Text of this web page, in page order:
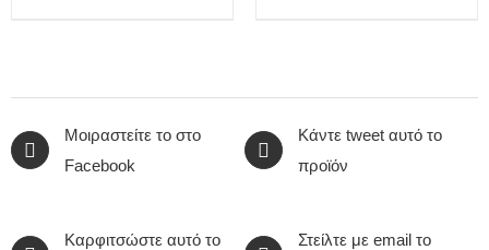
Μοιραστείτε το στο
Facebook
Κάντε tweet αυτό το
προϊόν
Καρφιτσώστε αυτό το
Στείλτε με email το